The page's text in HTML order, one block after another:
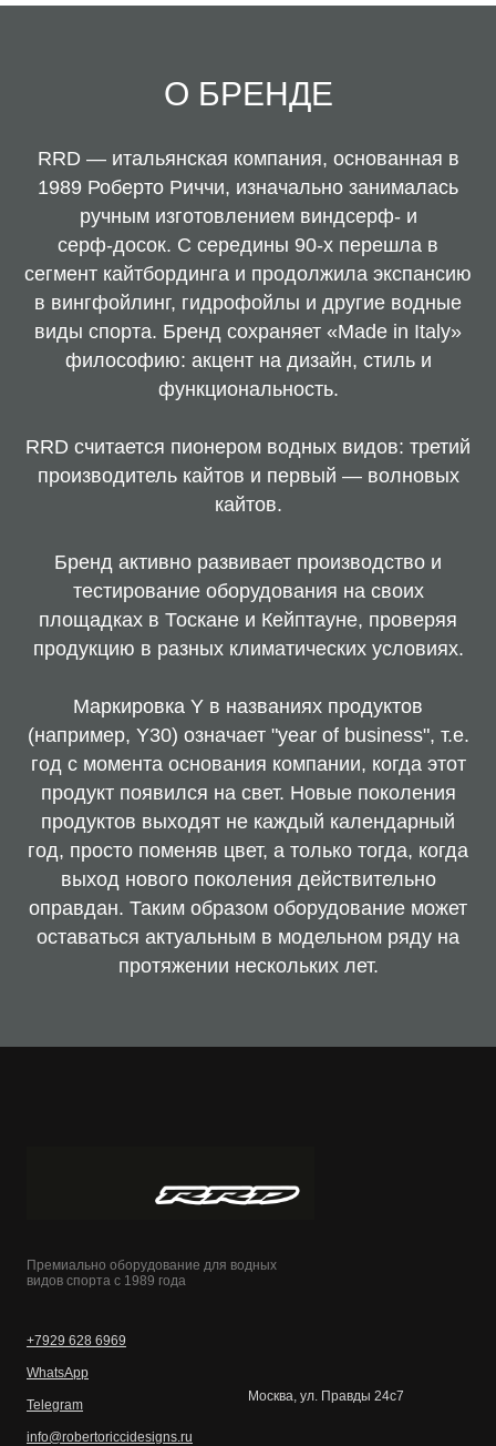
О БРЕНДЕ
RRD — итальянская компания, основанная в
1989 Роберто Риччи, изначально занималась
ручным изготовлением виндсерф‑ и
серф‑досок. С середины 90‑х перешла в
сегмент кайтбординга и продолжила экспансию
в вингфойлинг, гидрофойлы и другие водные
виды спорта. Бренд сохраняет «Made in Italy»
философию: акцент на дизайн, стиль и
функциональность.
RRD считается пионером водных видов: третий
производитель кайтов и первый — волновых
кайтов.
Бренд активно развивает производство и
тестирование оборудования на своих
площадках в Тоскане и Кейптауне, проверяя
продукцию в разных климатических условиях.
Маркировка Y в названиях продуктов
(например, Y30) означает "year of business", т.е.
год с момента основания компании, когда этот
продукт появился на свет. Новые поколения
продуктов выходят не каждый календарный
год, просто поменяв цвет, а только тогда, когда
выход нового поколения действительно
оправдан. Таким образом оборудование может
оставаться актуальным в модельном ряду на
протяжении нескольких лет.
Премиально оборудование для водных
видов спорта с 1989 года
+7929 628 6969
WhatsApp
Telegram
info@robertoriccidesigns.ru
Москва, ул. Правды 24с7